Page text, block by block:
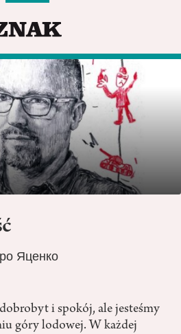
Яценко
i spokój, ale jesteśmy
góry lodowej. W każdej